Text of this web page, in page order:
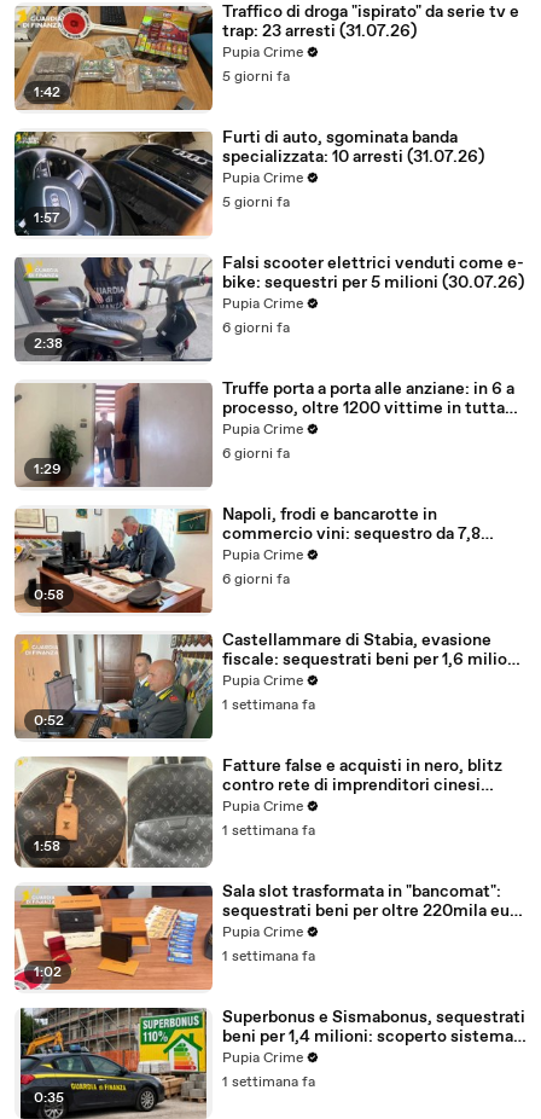
1:42
Traffico di droga "ispirato" da serie tv e
trap: 23 arresti (31.07.26)
Pupia Crime
5 giorni fa
1:57
Furti di auto, sgominata banda
specializzata: 10 arresti (31.07.26)
Pupia Crime
5 giorni fa
2:38
Falsi scooter elettrici venduti come e-
bike: sequestri per 5 milioni (30.07.26)
Pupia Crime
6 giorni fa
1:29
Truffe porta a porta alle anziane: in 6 a
processo, oltre 1200 vittime in tutta
Italia (30.07.26)
Pupia Crime
6 giorni fa
0:58
Napoli, frodi e bancarotte in
commercio vini: sequestro da 7,8
milioni (30.07.26)
Pupia Crime
6 giorni fa
0:52
Castellammare di Stabia, evasione
fiscale: sequestrati beni per 1,6 milioni
ad un consorzio navale (29.07.26)
Pupia Crime
1 settimana fa
1:58
Fatture false e acquisti in nero, blitz
contro rete di imprenditori cinesi
sequestri per 8,5 milioni (29.07.26)
Pupia Crime
1 settimana fa
1:02
Sala slot trasformata in "bancomat":
sequestrati beni per oltre 220mila euro
a due coniugi (29.07.26)
Pupia Crime
1 settimana fa
0:35
Superbonus e Sismabonus, sequestrati
beni per 1,4 milioni: scoperto sistema
con false abitazioni (29.07.26)
Pupia Crime
1 settimana fa